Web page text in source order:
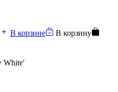
В корзине
В корзину